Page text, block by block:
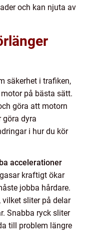
och kan njuta av
säkerhet i trafiken,
på bästa sätt.
göra att motorn
göra dyra
i hur du kör
accelerationer
kraftigt ökar
jobba hårdare.
sliter på delar
Snabba ryck sliter
till problem längre